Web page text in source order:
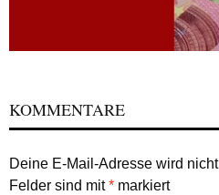
KOMMENTARE
Deine E-Mail-Adresse wird
Felder sind mit* markiert